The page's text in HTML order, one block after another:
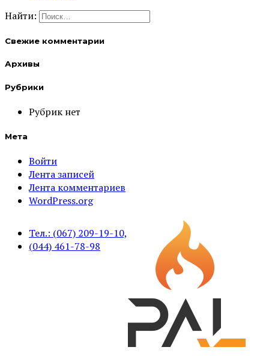
Найти:
Свежие комментарии
Архивы
Рубрики
Рубрик нет
Мета
Войти
Лента записей
Лента комментариев
WordPress.org
Тел.: (067) 209-19-10,
(044) 461-78-98